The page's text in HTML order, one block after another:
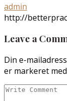
admin
http://
Leave a
Din e-
er markeret med